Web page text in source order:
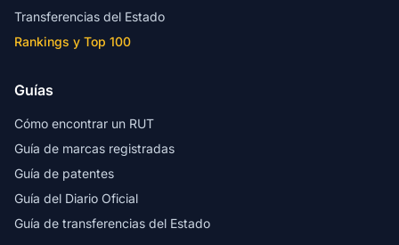
Transferencias del Estado
Rankings y Top 100
Guías
Cómo encontrar un RUT
Guía de marcas registradas
Guía de patentes
Guía del Diario Oficial
Guía de transferencias del Estado